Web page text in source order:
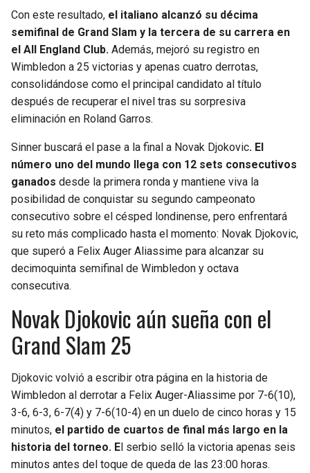
Con este resultado, el italiano alcanzó su décima
semifinal de Grand Slam y la tercera de su carrera en
el All England Club. Además, mejoró su registro en
Wimbledon a 25 victorias y apenas cuatro derrotas,
consolidándose como el principal candidato al título
después de recuperar el nivel tras su sorpresiva
eliminación en Roland Garros.
Sinner buscará el pase a la final a Novak Djokovic. El
número uno del mundo llega con 12 sets consecutivos
ganados desde la primera ronda y mantiene viva la
posibilidad de conquistar su segundo campeonato
consecutivo sobre el césped londinense, pero enfrentará
su reto más complicado hasta el momento: Novak Djokovic,
que superó a Felix Auger Aliassime para alcanzar su
decimoquinta semifinal de Wimbledon y octava
consecutiva.
Novak Djokovic aún sueña con el
Grand Slam 25
Djokovic volvió a escribir otra página en la historia de
Wimbledon al derrotar a Felix Auger-Aliassime por 7-6(10),
3-6, 6-3, 6-7(4) y 7-6(10-4) en un duelo de cinco horas y 15
minutos, el partido de cuartos de final más largo en la
historia del torneo. E l serbio selló la victoria apenas seis
minutos antes del toque de queda de las 23:00 horas.